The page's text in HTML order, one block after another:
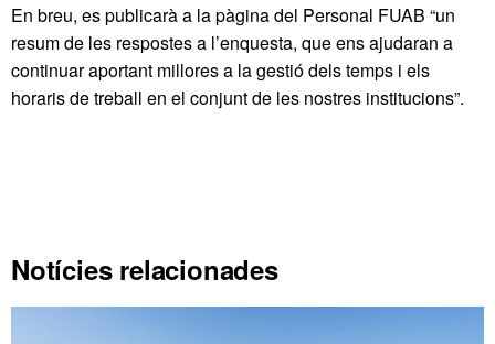
En breu, es publicarà a la pàgina del Personal FUAB “un
resum de les respostes a l’enquesta, que ens ajudaran a
continuar aportant millores a la gestió dels temps i els
horaris de treball en el conjunt de les nostres institucions”.
Notícies relacionades